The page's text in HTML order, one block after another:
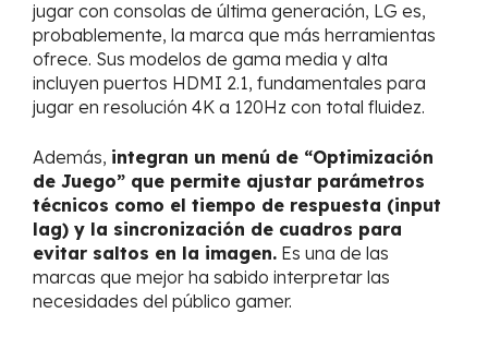
jugar con consolas de última generación, LG es,
probablemente, la marca que más herramientas
ofrece. Sus modelos de gama media y alta
incluyen puertos HDMI 2.1, fundamentales para
jugar en resolución 4K a 120Hz con total fluidez.
Además, integran un menú de “Optimización
de Juego” que permite ajustar parámetros
técnicos como el tiempo de respuesta (input
lag) y la sincronización de cuadros para
evitar saltos en la imagen. Es una de las
marcas que mejor ha sabido interpretar las
necesidades del público gamer.